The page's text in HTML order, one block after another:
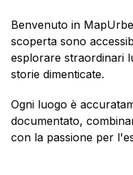
Benvenuto in
scoperta sono
esplorare straordinari
storie dimenticate.
Ogni luogo è
documentato,
con la passione per